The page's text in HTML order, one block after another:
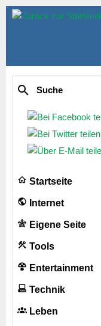
Suche
Startseite
Internet
Eigene Seite
Tools
Entertainment
Technik
Leben